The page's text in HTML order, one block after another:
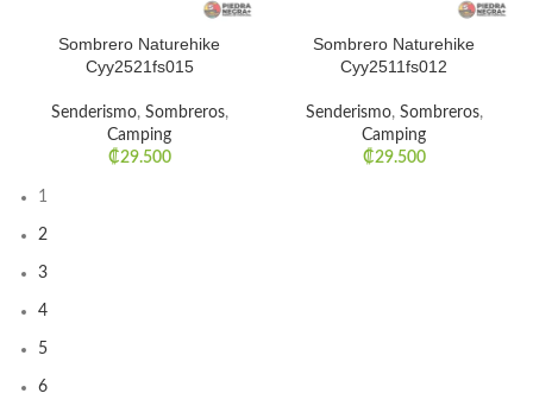
Sombrero Naturehike
Cyy2521fs015
Senderismo, Sombreros,
Camping
₡29.500
Sombrero Naturehike
Cyy2511fs012
Senderismo, Sombreros,
Camping
₡29.500
1
2
3
4
5
6